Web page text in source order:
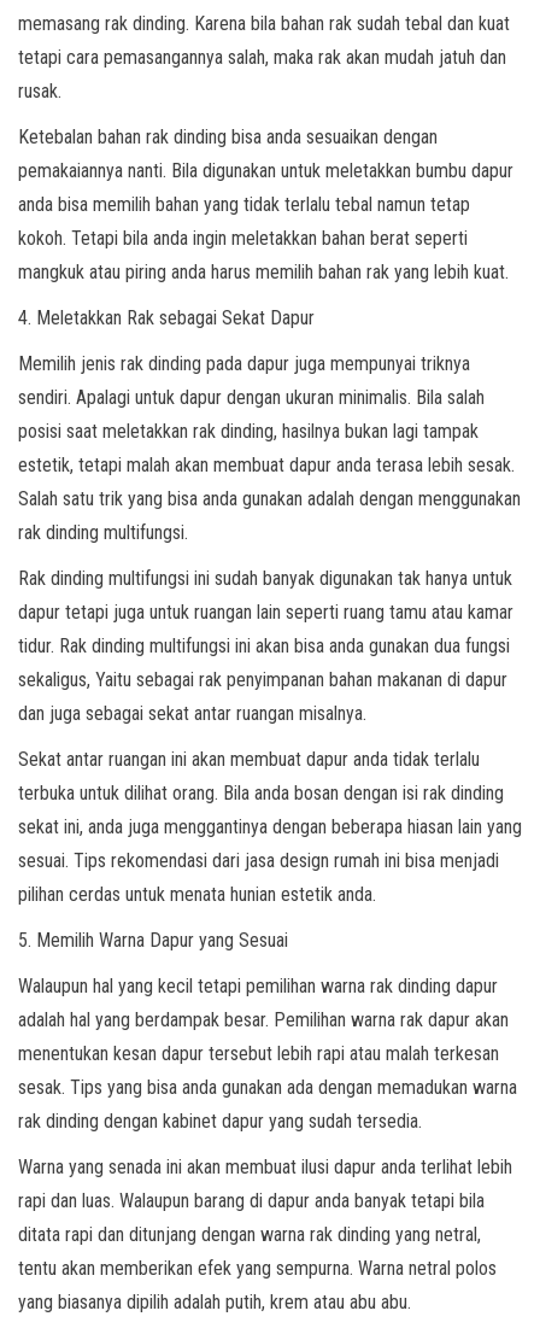
memasang rak dinding. Karena bila bahan rak sudah tebal dan kuat
tetapi cara pemasangannya salah, maka rak akan mudah jatuh dan
rusak.
Ketebalan bahan rak dinding bisa anda sesuaikan dengan
pemakaiannya nanti. Bila digunakan untuk meletakkan bumbu dapur
anda bisa memilih bahan yang tidak terlalu tebal namun tetap
kokoh. Tetapi bila anda ingin meletakkan bahan berat seperti
mangkuk atau piring anda harus memilih bahan rak yang lebih kuat.
4. Meletakkan Rak sebagai Sekat Dapur
Memilih jenis rak dinding pada dapur juga mempunyai triknya
sendiri. Apalagi untuk dapur dengan ukuran minimalis. Bila salah
posisi saat meletakkan rak dinding, hasilnya bukan lagi tampak
estetik, tetapi malah akan membuat dapur anda terasa lebih sesak.
Salah satu trik yang bisa anda gunakan adalah dengan menggunakan
rak dinding multifungsi.
Rak dinding multifungsi ini sudah banyak digunakan tak hanya untuk
dapur tetapi juga untuk ruangan lain seperti ruang tamu atau kamar
tidur. Rak dinding multifungsi ini akan bisa anda gunakan dua fungsi
sekaligus, Yaitu sebagai rak penyimpanan bahan makanan di dapur
dan juga sebagai sekat antar ruangan misalnya.
Sekat antar ruangan ini akan membuat dapur anda tidak terlalu
terbuka untuk dilihat orang. Bila anda bosan dengan isi rak dinding
sekat ini, anda juga menggantinya dengan beberapa hiasan lain yang
sesuai. Tips rekomendasi dari jasa design rumah ini bisa menjadi
pilihan cerdas untuk menata hunian estetik anda.
5. Memilih Warna Dapur yang Sesuai
Walaupun hal yang kecil tetapi pemilihan warna rak dinding dapur
adalah hal yang berdampak besar. Pemilihan warna rak dapur akan
menentukan kesan dapur tersebut lebih rapi atau malah terkesan
sesak. Tips yang bisa anda gunakan ada dengan memadukan warna
rak dinding dengan kabinet dapur yang sudah tersedia.
Warna yang senada ini akan membuat ilusi dapur anda terlihat lebih
rapi dan luas. Walaupun barang di dapur anda banyak tetapi bila
ditata rapi dan ditunjang dengan warna rak dinding yang netral,
tentu akan memberikan efek yang sempurna. Warna netral polos
yang biasanya dipilih adalah putih, krem atau abu abu.